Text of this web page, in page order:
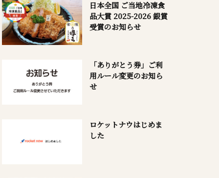
日本全国 ご当地冷凍食
品大賞 2025-2026 銀賞
受賞のお知らせ
「ありがとう券」ご利
用ルール変更のお知ら
せ
ロケットナウはじめま
した